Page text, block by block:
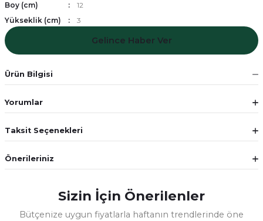
Boy (cm)
12
Yükseklik (cm)
3
Gelince Haber Ver
Ürün Bilgisi
Yorumlar
Taksit Seçenekleri
Önerileriniz
Sizin İçin Önerilenler
Bütçenize uygun fiyatlarla haftanın trendlerinde öne